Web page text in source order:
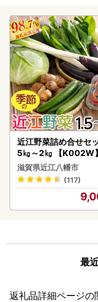
近江野菜詰め合せセ
5㎏～2㎏ 【K002W
菜 旬 新鮮
滋賀県近江八幡市
(117)
最
返礼品詳細ページの